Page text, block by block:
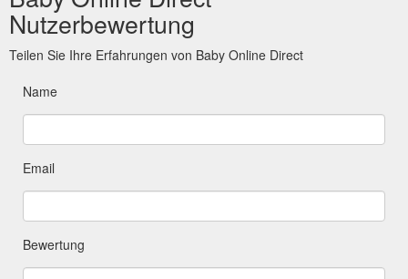
Nutzerbewertung
Teilen Sie Ihre Erfahrungen von Baby Online Direct
Name
Email
Bewertung